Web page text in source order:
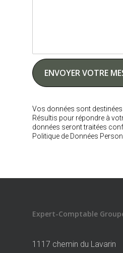
Vos données sont
Résultis pour répondre à
données seront traitées
Politique de Données
Expert-Comptable
1117 chemin du Lavarin